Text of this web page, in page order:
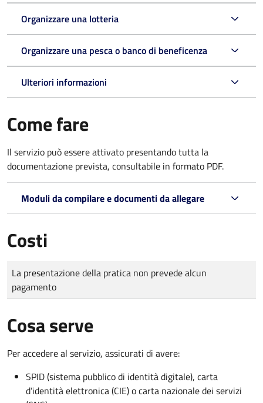
Organizzare una lotteria
Organizzare una pesca o banco di beneficenza
Ulteriori informazioni
Come fare
Il servizio può essere attivato presentando tutta la
documentazione prevista, consultabile in formato PDF.
Moduli da compilare e documenti da allegare
Costi
Tipo di pagamento
Importo
La presentazione della pratica non prevede alcun
pagamento
Cosa serve
Per accedere al servizio, assicurati di avere:
SPID (sistema pubblico di identità digitale), carta
d’identità elettronica (CIE) o carta nazionale dei servizi